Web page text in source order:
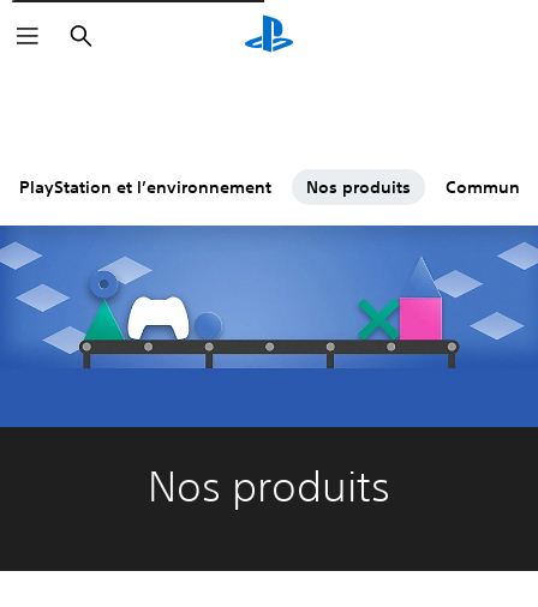
Rechercher
PlayStation et l’environnement Nos produits
Nos produits